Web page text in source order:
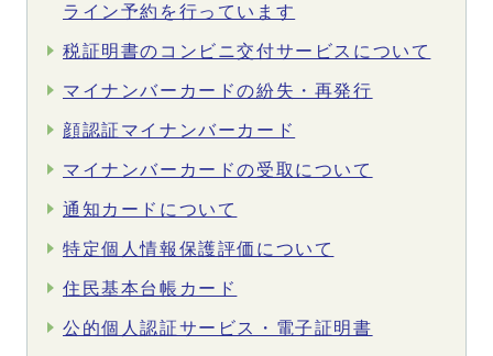
ライン予約を行っています
税証明書のコンビニ交付サービスについて
マイナンバーカードの紛失・再発行
顔認証マイナンバーカード
マイナンバーカードの受取について
通知カードについて
特定個人情報保護評価について
住民基本台帳カード
公的個人認証サービス・電子証明書